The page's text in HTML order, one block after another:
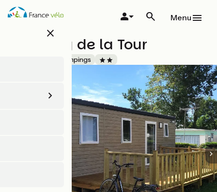
Aller
au
close
Menu
Camping de la Tour
Campings